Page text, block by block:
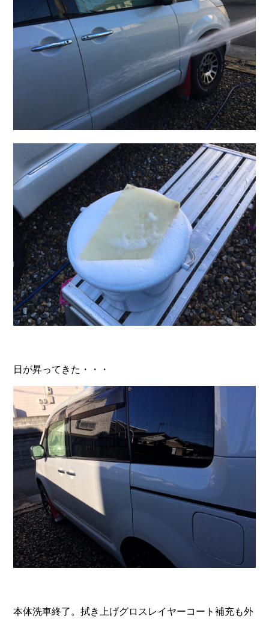
日が昇ってきた・・・
本体洗車終了。拭き上げグロスレイヤーコート補充も外